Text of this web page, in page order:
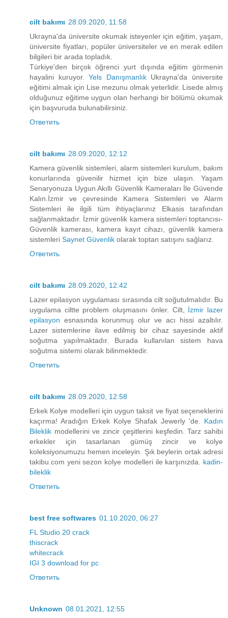
cilt bakımı 28.09.2020, 11:58
Ukrayna'da üniversite okumak isteyenler için eğitim, yaşam,
üniversite fiyatları, popüler üniversiteler ve en merak edilen
bilgileri bir arada topladık.
Türkiye'den birçok öğrenci yurt dışında eğitim görmenin
hayalini kuruyor.Yels DanışmanlıkUkrayna'da üniversite
eğitimi almak için Lise mezunu olmak yeterlidir. Lisede almış
olduğunuz eğitime uygun olan herhangi bir bölümü okumak
için başvuruda bulunabilirsiniz.
Ответить
cilt bakımı 28.09.2020, 12:12
Kamera güvenlik sistemleri, alarm sistemleri kurulum, bakım
konurlarında güvenilir hizmet için bize ulaşın. Yaşam
Senaryonuza Uygun Akıllı Güvenlik Kameraları İle Güvende
Kalın.İzmir ve çevresinde Kamera Sistemleri ve Alarm
Sistemleri ile ilgili tüm ihtiyaçlarınız Elkasis tarafından
sağlanmaktadır. İzmir güvenlik kamera sistemleri toptancısı-
Güvenlik kamerası, kamera kayıt cihazı, güvenlik kamera
sistemleri Saynet Güvenlik olarak toptan satışını sağlarız.
Ответить
cilt bakımı 28.09.2020, 12:42
Lazer epilasyon uygulaması sırasında cilt soğutulmalıdır. Bu
uygulama ciltte problem oluşmasını önler. Cilt, İzmir lazer
epilasyon esnasında korunmuş olur ve acı hissi azaltılır.
Lazer sistemlerine ilave edilmiş bir cihaz sayesinde aktif
soğutma yapılmaktadır. Burada kullanılan sistem hava
soğutma sistemi olarak bilinmektedir.
Ответить
cilt bakımı 28.09.2020, 12:58
Erkek Kolye modelleri için uygun taksit ve fiyat seçeneklerini
kaçırma! Aradığın Erkek Kolye Shafak Jewerly 'de. Kadın
Bileklik modellerini ve zincir çeşitlerini keşfedin. Tarz sahibi
erkekler için tasarlanan gümüş zincir ve kolye
koleksiyonumuzu hemen inceleyin. Şık beylerin ortak adresi
takibu.com yeni sezon kolye modelleri ile karşınızda. kadin-
bileklik
Ответить
best free softwares 01.10.2020, 06:27
FL Studio 20 crack
thiscrack
whitecrack
IGI 3 download for pc
Ответить
Unknown 08.01.2021, 12:55